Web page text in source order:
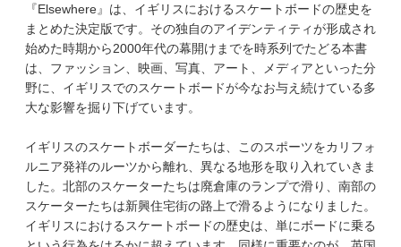
『Elsewhere』は、イギリスにおけるスケートボードの歴史を
まとめた決定版です。その独自のアイデンティティが形成され
始めた時期から2000年代の幕開けまでを時系列でたどる本書
は、ファッション、映画、写真、アート、メディアといった分
野に、イギリスでのスケートボードが今なお与え続けている多
大な影響を掘り下げています。
イギリスのスケートボーダーたちは、このスポーツをカリフォ
ルニア発祥のルーツから離れ、異なる地形を取り入れていきま
した。北部のスケーターたちは廃倉庫のランプで滑り、南部の
スケーターたちは新興住宅街の路上で滑るようになりました。
イギリスにおけるスケートボードの歴史は、単にボードに乗る